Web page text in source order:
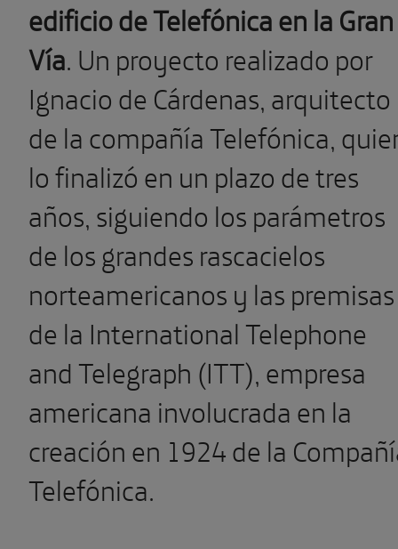
edificio de Telefónica en la Gran
Vía. Un proyecto realizado por
Ignacio de Cárdenas, arquitecto
de la compañía Telefónica,
lo finalizó en un plazo de tres
años, siguiendo los parámetros
de los grandes rascacielos
norteamericanos y las premisas
de la International Telephone
and Telegraph (ITT), empresa
americana involucrada en la
creación en 1924 de la
Telefónica.